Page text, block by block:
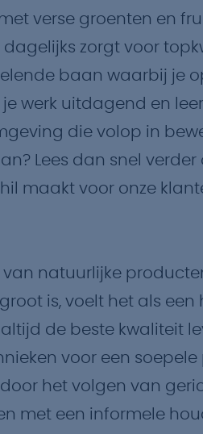
verse groenten en
zorgt voor
baan waarbij je
werk uitdagend en
die volop in
Lees dan snel verder
maakt voor onze
natuurlijke
is, voelt het als een
de beste kwaliteit
voor een soepele
het volgen van
met een informele